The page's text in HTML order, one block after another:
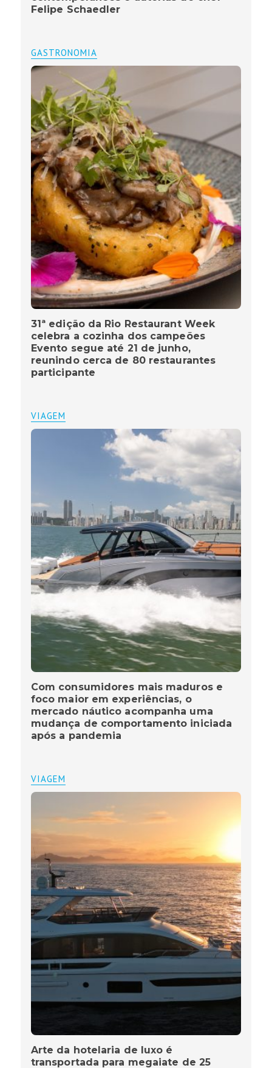
Felipe Schaedler
GASTRONOMIA
31ª edição da Rio Restaurant Week
celebra a cozinha dos campeões
Evento segue até 21 de junho,
reunindo cerca de 80 restaurantes
participante
VIAGEM
Com consumidores mais maduros e
foco maior em experiências, o
mercado náutico acompanha uma
mudança de comportamento iniciada
após a pandemia
VIAGEM
Arte da hotelaria de luxo é
transportada para megaiate de 25